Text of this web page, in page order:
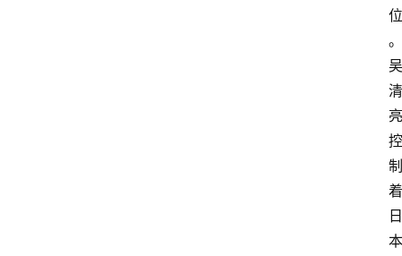
位
。
吴
清
亮
控
制
着
日
本